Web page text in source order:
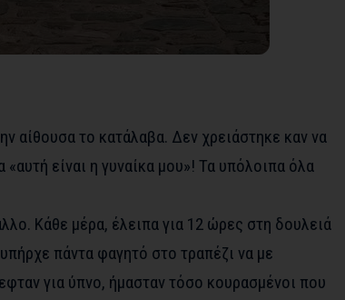
αίθουσα το κατάλαβα. Δεν χρειάστηκε καν να
είναι η γυναίκα μου»! Τα υπόλοιπα όλα
Κάθε μέρα, έλειπα για 12 ώρες στη δουλειά
πάντα φαγητό στο τραπέζι να με
για ύπνο, ήμασταν τόσο κουρασμένοι που